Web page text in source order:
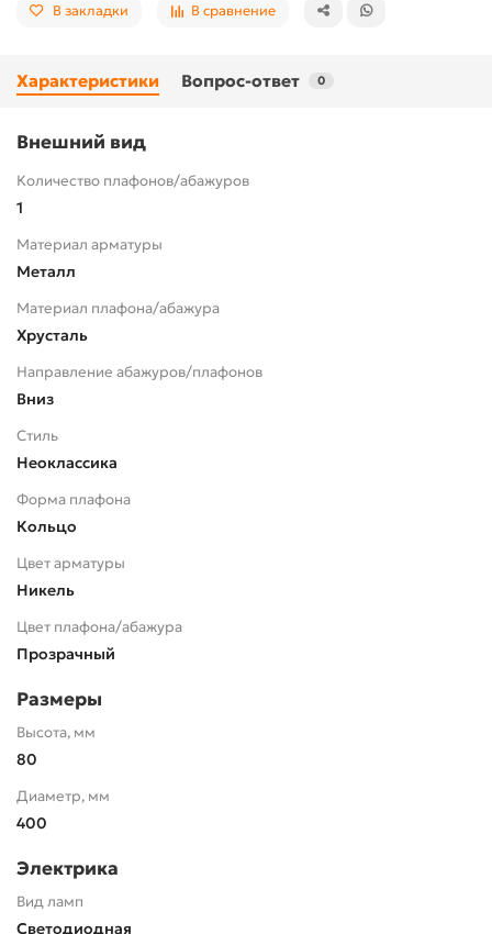
В закладки В сравнение
Характеристики Вопрос-ответ 0
Внешний вид
Количество плафонов/абажуров
1
Материал арматуры
Металл
Материал плафона/абажура
Хрусталь
Направление абажуров/плафонов
Вниз
Стиль
Неоклассика
Форма плафона
Кольцо
Цвет арматуры
Никель
Цвет плафона/абажура
Прозрачный
Размеры
Высота, мм
80
Диаметр, мм
400
Электрика
Вид ламп
Светодиодная